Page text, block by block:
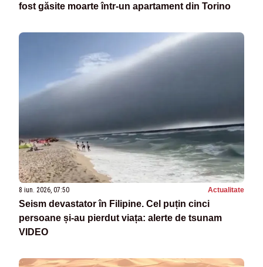
fost găsite moarte într-un apartament din Torino
8 iun. 2026, 07:50 Actualitate
Seism devastator în Filipine. Cel puțin cinci
persoane și-au pierdut viața: alerte de tsunam
VIDEO